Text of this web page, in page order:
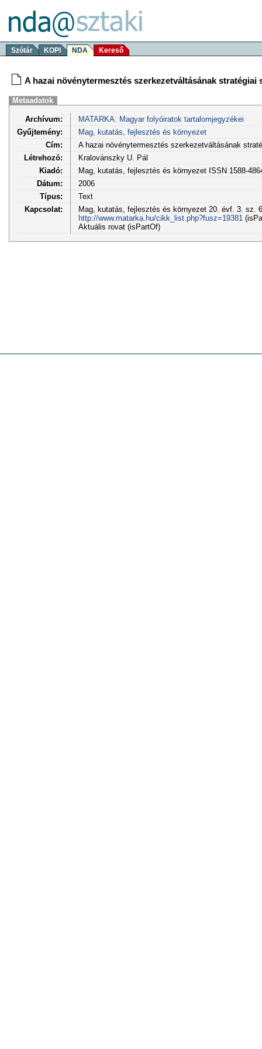
Szótár KOPI NDA Kereső
A hazai növénytermesztés szerkezetváltásának stratégiai
Metaadatok
Archívum:
MATARKA: Magyar folyóiratok tartalomjegyzékei
Gyűjtemény:
Mag, kutatás, fejlesztés és környezet
Cím:
A hazai növénytermesztés szerkezetváltásának
Létrehozó:
Kralovánszky U. Pál
Kiadó:
Mag, kutatás, fejlesztés és környezet ISSN 1588-
Dátum:
2006
Típus:
Text
Kapcsolat:
Mag, kutatás, fejlesztés és környezet 20. évf. 3. sz.
http://www.matarka.hu/cikk_list.php?fusz=19381
Aktuális rovat (isPartOf)